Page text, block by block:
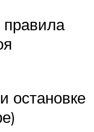
правила
остановке